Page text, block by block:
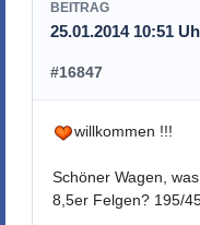
BEITRAG
25.01.2014 10:51
#16847
willkommen !!!
Schöner Wagen,
8,5er Felgen? 195/